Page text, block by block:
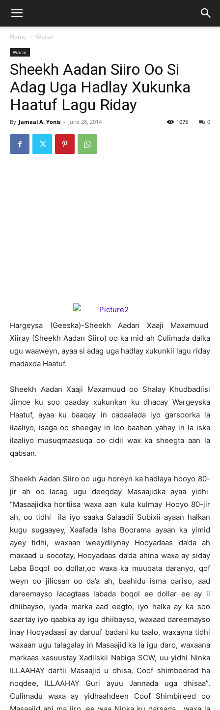
Home Warar
Warar
Sheekh Aadan Siiro Oo Si
Adag Uga Hadlay Xukunka
Haatuf Lagu Riday
By Jamaal A. Yonis - June 28, 2014 0
1075
Hargeysa (Geeska)-Sheekh Aadan Xaaji Maxamuud
Xiiray (Sheekh Aadan Siiro) oo ka mid ah Culimada dalka
ugu waaweyn, ayaa si adag uga hadlay xukunkii lagu riday
madaxda Haatuf.
Sheekh Aadan Xaaji Maxamuud oo Shalay Khudbadiisi
Jimce ku soo qaaday xukunkan ku dhacay Wargeyska
Haatuf, ayaa ku baaqay in cadaalada iyo garsoorka la
ilaaliyo, isaga oo sheegay in loo baahan yahay in la iska
ilaaliyo musuqmaasuqa oo cidii wax ka sheegta aan la
qabsan.
Sheekh Aadan Siiro oo ugu horeyn ka hadlaya hooyo 80-
jir ah oo lacag ugu deeqday Masaajidka ayaa yidhi
“Masaajidka hortiisa waxa aan kula kulmay Hooyo 80-jir
ah, oo tidhi ila iyo saaka Salaadii Subixii ayaan halkan
kugu sugaayey, Xaafada Isha Boorama ayaan ka yimid
ayey tidhi, waxaan weeydiiynay Hooyadaas da’da ah
maxaad u socotay, Hooyadaas da’da ahina waxa ay siday
Laba Boqol oo dollar,oo waxa ka muuqata daranyo, qof
weyn oo jilicsan oo da’a ah, baahidu isma qariso, aad
dareemayso lacagtaas labada boqol ee dollar ee ay ii
dhiibayso, iyada marka aad eegto, iyo halka ay ka soo
saartay iyo qaabka ay igu dhiibayso, waxaad dareemayso
inay Hooyadaasi ay daruuf badani ku taalo, waxayna tidhi
waxaan ugu talagalay in Masaajid ka la igu daro, waxaana
markaas xasuustay Xadiiskii Nabiga SCW, uu yidhi Ninka
ILLAAHAY dartii Masaajid u dhisa, Coof shimbeerad ha
noqdee, ILLAAHAY Guri ayuu Jannada uga dhisaa”.
Culimadu waxa ay yidhaahdeen Coof Shimbireed oo